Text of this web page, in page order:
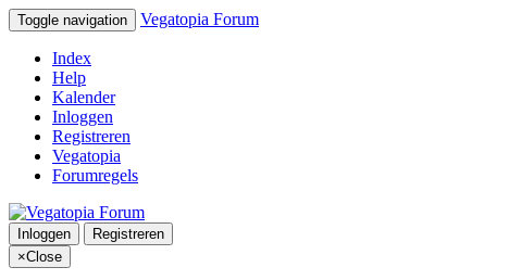
Toggle navigation Vegatopia Forum
Index
Help
Kalender
Inloggen
Registreren
Vegatopia
Forumregels
Inloggen
Registreren
×Close